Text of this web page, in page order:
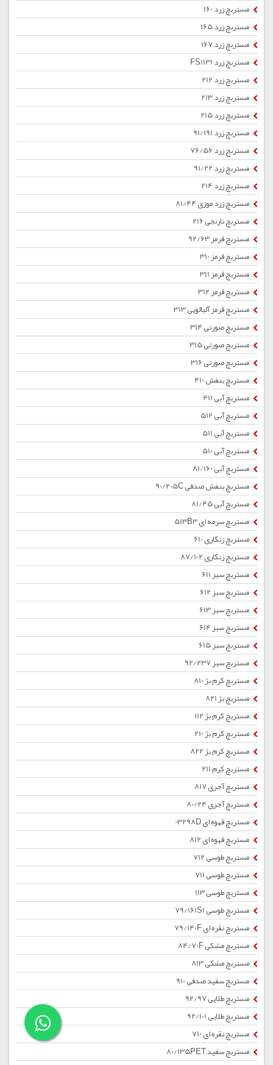
مستربچ زرد 160
مستربچ زرد 165
مستربچ زرد 167
مستربچ زرد FS1131
مستربچ زرد 212
مستربچ زرد 213
مستربچ زرد 215
مستربچ زرد 91/191
مستربچ زرد 76/56
مستربچ زرد 91/22
مستربچ زرد 214
مستربچ زرد موزی 81/44
مستربچ نارنجی 216
مستربچ قرمز 92/63
مستربچ قرمز 310
مستربچ قرمز 311
مستربچ قرمز 312
مستربچ قرمز آلبالویی 313
مستربچ صورتی 314
مستربچ صورتی 315
مستربچ صورتی 316
مستربچ بنفش 410
مستربچ آبی 411
مستربچ آبی 512
مستربچ آبی 511
مستربچ آبی 510
مستربچ آبی 81/160
مستربچ بنفش صدفی 90/205C
مستربچ آبی 81/45
مستربچ سرمه ای 513B3
مستربچ زنگاری 610
مستربچ زنگاری 87/102
مستربچ سبز 611
مستربچ سبز 612
مستربچ سبز 613
مستربچ سبز 614
مستربچ سبز 615
مستربچ سبز 92/237
مستربچ کرم بژ 810
مستربچ بژ 821
مستربچ کرم بژ 112
مستربچ کرم بژ 210
مستربچ کرم بژ 822
مستربچ کرم 211
مستربچ آجری 817
مستربچ آجری 80/24
مستربچ قهوه ای 03298D
مستربچ قهوه ای 812
مستربچ طوسی 712
مستربچ طوسی 711
مستربچ طوسی 113
مستربچ طوسی 79/161S1
مستربچ نقره ای 79/140F
مستربچ مشکی 84/70F
مستربچ مشکی 813
مستربچ سفید صدفی 910
مستربچ طلایی 92/97
مستربچ طلایی 92/101
مستربچ نقره ای 710
مستربچ سفید 80/135PET